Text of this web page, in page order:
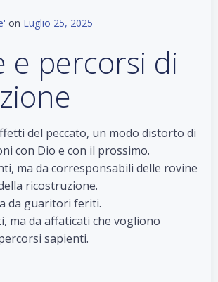
on Luglio 25, 2025
e percorsi di
del peccato, un modo distorto di
con Dio e con il prossimo.
ma da corresponsabili delle rovine
ricostruzione.
da guaritori feriti.
ma da affaticati che vogliono
sapienti.